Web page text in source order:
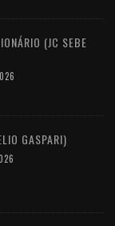
(JC SEBE
GASPARI)